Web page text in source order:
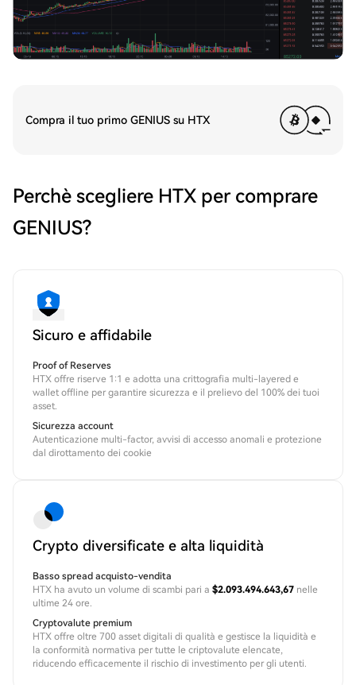
Compra il tuo primo GENIUS su HTX
Perchè scegliere HTX per comprare
GENIUS?
Sicuro e affidabile
Proof of Reserves
HTX offre riserve 1:1 e adotta una crittografia multi-layered e
wallet offline per garantire sicurezza e il prelievo del 100% dei tuoi
asset.
Sicurezza account
Autenticazione multi-factor, avvisi di accesso anomali e protezione
dal dirottamento dei cookie
Crypto diversificate e alta liquidità
Basso spread acquisto-vendita
HTX ha avuto un volume di scambi pari a $2.093.494.643,67 nelle
ultime 24 ore.
Cryptovalute premium
HTX offre oltre 700 asset digitali di qualità e gestisce la liquidità e
la conformità normativa per tutte le criptovalute elencate,
riducendo efficacemente il rischio di investimento per gli utenti.